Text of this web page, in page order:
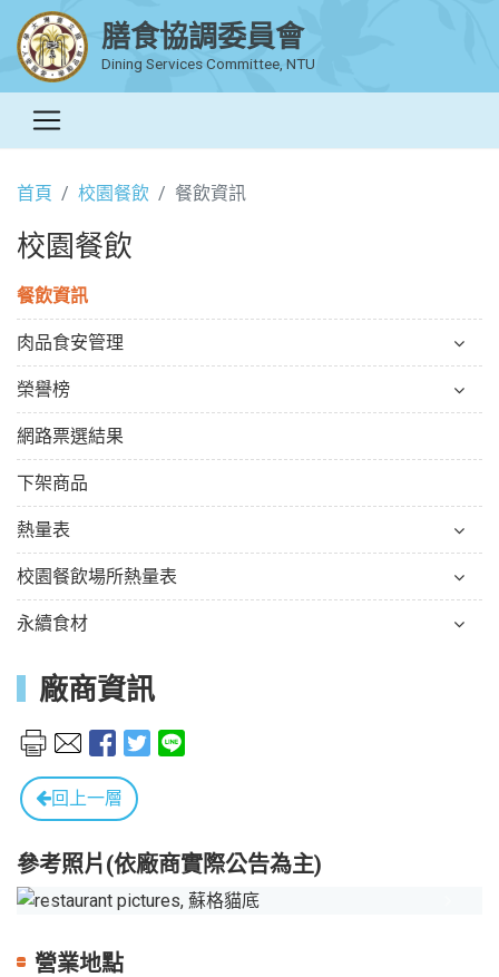
膳食協調委員會
Dining Services Committee, NTU
首頁 校園餐飲 餐飲資訊
校園餐飲
餐飲資訊
肉品食安管理
榮譽榜
網路票選結果
下架商品
熱量表
校園餐飲場所熱量表
永續食材
廠商資訊
回上一層
參考照片(依廠商實際公告為主)
Previous
營業地點